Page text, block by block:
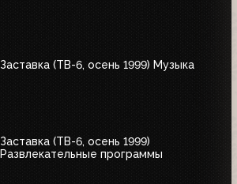
Заставка (ТВ-6, осень 1999) Музыка
Заставка (ТВ-6, осень 1999)
Развлекательные программы